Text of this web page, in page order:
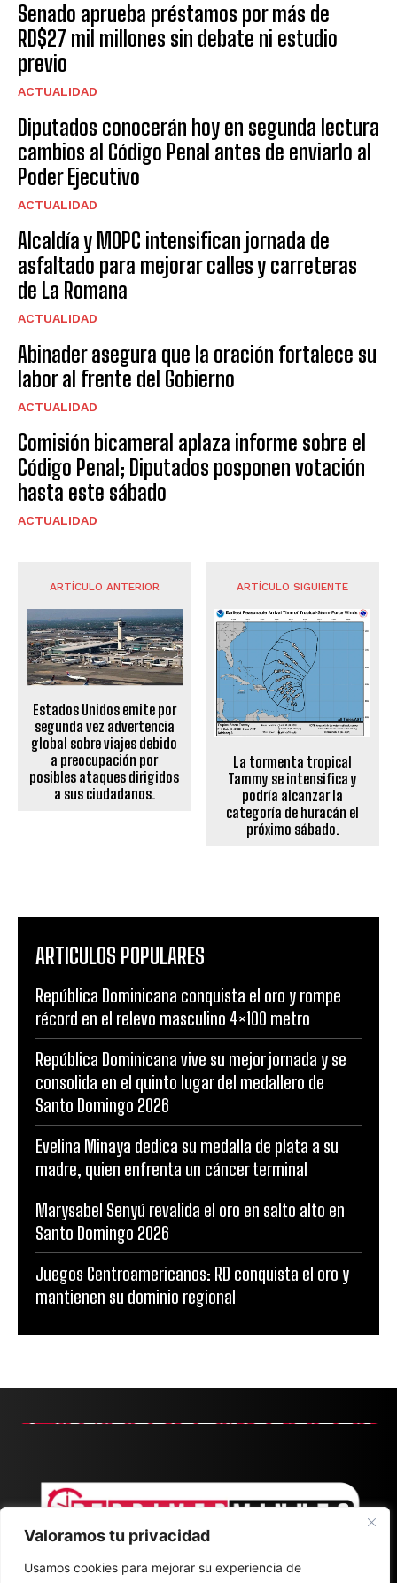
Valoramos tu privacidad
Usamos cookies para mejorar su experiencia de
Senado aprueba préstamos por más de
RD$27 mil millones sin debate ni estudio
previo
ACTUALIDAD
Diputados conocerán hoy en segunda lectura
cambios al Código Penal antes de enviarlo al
Poder Ejecutivo
ACTUALIDAD
Alcaldía y MOPC intensifican jornada de
asfaltado para mejorar calles y carreteras
de La Romana
ACTUALIDAD
Abinader asegura que la oración fortalece su
labor al frente del Gobierno
ACTUALIDAD
Comisión bicameral aplaza informe sobre el
Código Penal; Diputados posponen votación
hasta este sábado
ACTUALIDAD
ARTÍCULO ANTERIOR
Estados Unidos emite por
segunda vez advertencia
global sobre viajes debido
a preocupación por
posibles ataques dirigidos
a sus ciudadanos.
ARTÍCULO SIGUIENTE
La tormenta tropical
Tammy se intensifica y
podría alcanzar la
categoría de huracán el
próximo sábado.
ARTICULOS POPULARES
República Dominicana conquista el oro y rompe
récord en el relevo masculino 4×100 metro
República Dominicana vive su mejor jornada y se
consolida en el quinto lugar del medallero de
Santo Domingo 2026
Evelina Minaya dedica su medalla de plata a su
madre, quien enfrenta un cáncer terminal
Marysabel Senyú revalida el oro en salto alto en
Santo Domingo 2026
Juegos Centroamericanos: RD conquista el oro y
mantienen su dominio regional